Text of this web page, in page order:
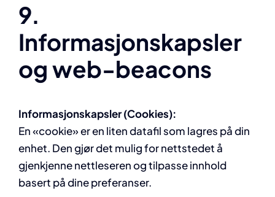
9.
Informasjonskapsler
og web-beacons
Informasjonskapsler (Cookies):
En «cookie» er en liten datafil som lagres på din
enhet. Den gjør det mulig for nettstedet å
gjenkjenne nettleseren og tilpasse innhold
basert på dine preferanser.